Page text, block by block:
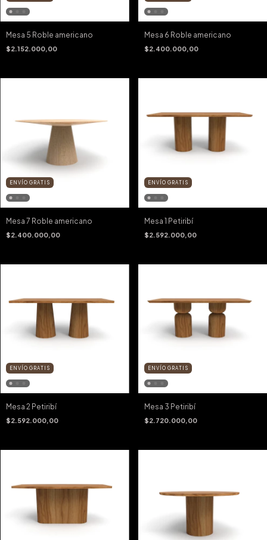
Mesa 5 Roble americano
$2.152.000,00
Mesa 6 Roble americano
$2.400.000,00
ENVÍO GRATIS
Mesa 7 Roble americano
$2.400.000,00
ENVÍO GRATIS
Mesa 1 Petiribí
$2.592.000,00
ENVÍO GRATIS
Mesa 2 Petiribí
$2.592.000,00
ENVÍO GRATIS
Mesa 3 Petiribí
$2.720.000,00